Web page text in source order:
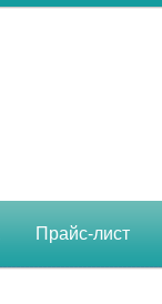
Прайс-лист